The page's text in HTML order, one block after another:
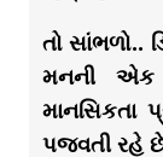
તો સાંભળો..
મનની એક
માનસિકતા
પજવતી રહે